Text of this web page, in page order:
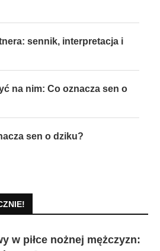
sennik, interpretacja i
na nim: Co oznacza sen o
sen o dziku?
w piłce nożnej mężczyzn: